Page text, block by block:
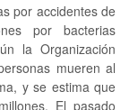
por accidentes de
por bacterias
la Organización
mueren al
y se estima que
El pasado